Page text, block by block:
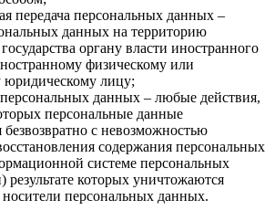
передача персональных данных –
данных на территорию
органу власти иностранного
физическому или
юридическому лицу;
данных – любые действия,
персональные данные
с невозможностью
содержания персональных
системе персональных
результате которых уничтожаются
персональных данных.